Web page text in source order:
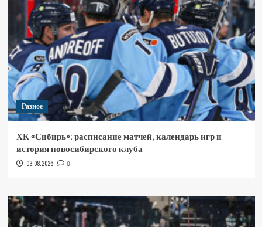
Разное
ХК «Сибирь»: расписание матчей, календарь игр и
история новосибирского клуба
03.08.2026 0